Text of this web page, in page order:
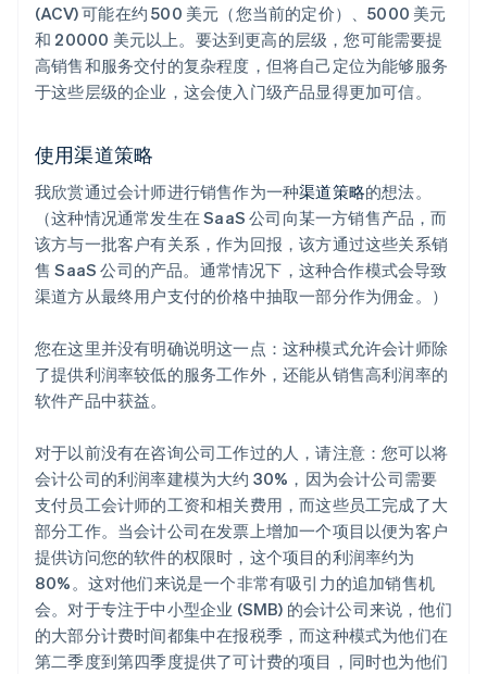
(ACV) 可能在约 500 美元（您当前的定价）、5000 美元
和 20000 美元以上。要达到更高的层级，您可能需要提
高销售和服务交付的复杂程度，但将自己定位为能够服务
于这些层级的企业，这会使入门级产品显得更加可信。
使用渠道策略
我欣赏通过会计师进行销售作为一种渠道策略的想法。
（这种情况通常发生在 SaaS 公司向某一方销售产品，而
该方与一批客户有关系，作为回报，该方通过这些关系销
售 SaaS 公司的产品。通常情况下，这种合作模式会导致
渠道方从最终用户支付的价格中抽取一部分作为佣金。）
您在这里并没有明确说明这一点：这种模式允许会计师除
了提供利润率较低的服务工作外，还能从销售高利润率的
软件产品中获益。
对于以前没有在咨询公司工作过的人，请注意：您可以将
会计公司的利润率建模为大约 30%，因为会计公司需要
支付员工会计师的工资和相关费用，而这些员工完成了大
部分工作。当会计公司在发票上增加一个项目以便为客户
提供访问您的软件的权限时，这个项目的利润率约为
80%。这对他们来说是一个非常有吸引力的追加销售机
会。对于专注于中小型企业 (SMB) 的会计公司来说，他们
的大部分计费时间都集中在报税季，而这种模式为他们在
第二季度到第四季度提供了可计费的项目，同时也为他们